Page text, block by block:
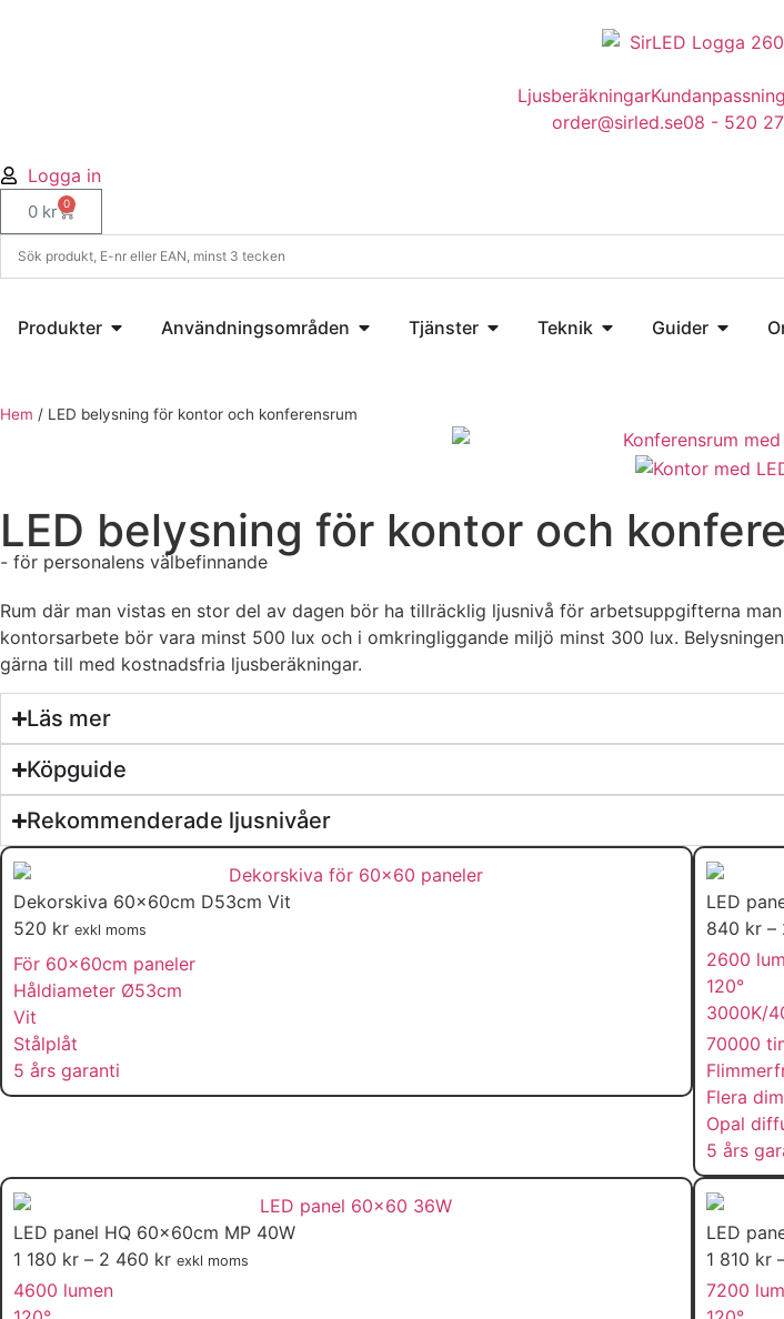
Ljusberäkningar
order@sirled.se08 - 520
Logga in
0 kr 0
Produkter Användningsområden Tjänster Teknik Guider
Hem / LED belysning för kontor och konferensrum
LED belysning för kontor och
- för personalens välbefinnande
Rum där man vistas en stor del av dagen bör ha tillräcklig ljusnivå för arbetsuppgifterna
kontorsarbete bör vara minst 500 lux och i omkringliggande miljö minst 300 lux.
gärna till med kostnadsfria ljusberäkningar.
Läs mer
Köpguide
Rekommenderade ljusnivåer
Dekorskiva 60x60cm D53cm Vit
520 kr exkl moms
För 60x60cm paneler
Håldiameter Ø53cm
Vit
Stålplåt
5 års garanti
LED
840 kr –
2600
120°
3000K/
70000
Flera
Opal
5 års
LED panel HQ 60x60cm MP 40W
1 180 kr – 2 460 kr exkl moms
4600 lumen
LED
1 810 kr
7200